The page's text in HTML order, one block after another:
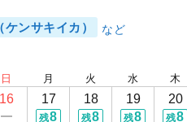
ケンサキイカ）
日
16
月
17
残8
火
18
残8
水
19
残8
木
20
残8